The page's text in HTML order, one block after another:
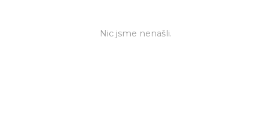
Nic jsme nenašli.